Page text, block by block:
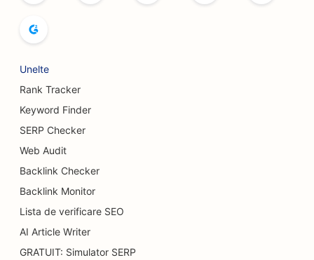
Unelte
Rank Tracker
Keyword Finder
SERP Checker
Web Audit
Backlink Checker
Backlink Monitor
Lista de verificare SEO
AI Article Writer
GRATUIT: Simulator SERP